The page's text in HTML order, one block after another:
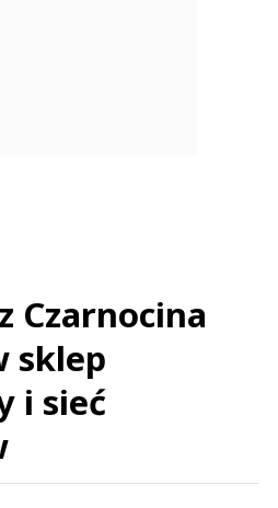
Czarnocina
sklep
i sieć